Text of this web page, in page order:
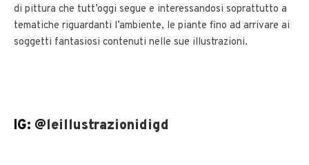
di pittura che tutt’oggi segue e interessandosi soprattutto a
tematiche riguardanti l’ambiente, le piante fino ad arrivare ai
soggetti fantasiosi contenuti nelle sue illustrazioni.
IG: @leillustrazionidigd